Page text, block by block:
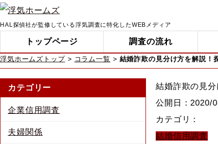
HAL探偵社が監修している浮気調査に特化したWEBメディア
トップページ 調査の流れ
浮気ホームズトップ コラム一覧 結婚詐欺の見分け方を解説！
結婚詐欺の見
公開日：2020/
カテゴリ：
結婚信用調査
カテゴリー
企業信用調査
夫婦関係